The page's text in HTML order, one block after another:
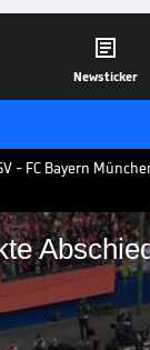

Newsticker
- FC Bayern
München